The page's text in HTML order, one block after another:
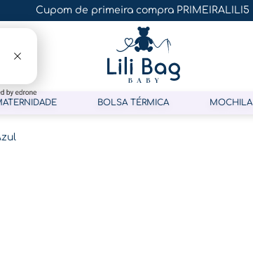
Cupom de primeira compra PRIMEIRALILI5
BOLSA TÉRMICA MOCHILA